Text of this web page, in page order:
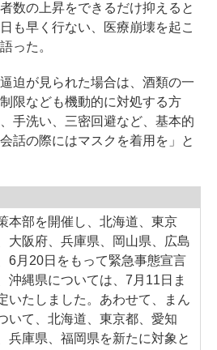
数の上昇をできるだけ抑えると
も早く行ない、医療崩壊を起こ
った。
迫が見られた場合は、酒類の一
限なども機動的に対処する方
手洗い、三密回避など、基本的
話の際にはマスクを着用を」と
本部を開催し、北海道、東京
大阪府、兵庫県、岡山県、広島
6月20日をもって緊急事態宣言
沖縄県については、7月11日ま
いたしました。あわせて、まん
いて、北海道、東京都、愛知
兵庫県、福岡県を新たに対象と